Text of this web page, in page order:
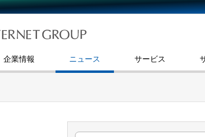
企業情報
社史
ニュース サービス
キュリティ事業
ョン
インクルージョン
ループ成長戦略・
よくあるご質問